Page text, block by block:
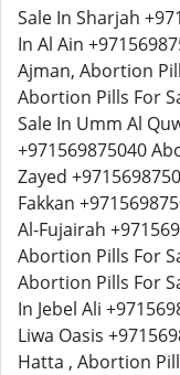
Sale In Sharjah
In Al Ain
Ajman, Abortion
Abortion Pills For
Sale In Umm Al
+971569875040
Zayed
Fakkan
Al-Fujairah
Abortion Pills For
Abortion Pills For
In Jebel Ali
Liwa Oasis
Hatta , Abortion